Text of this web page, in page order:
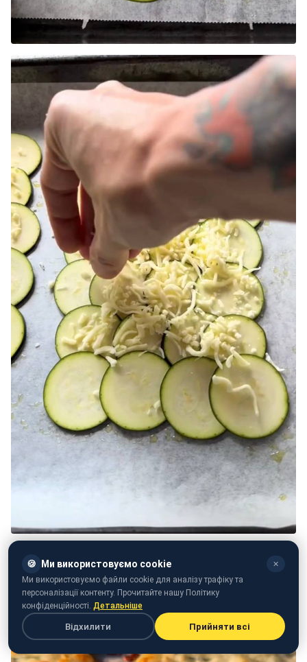
🍪 Ми використовуємо cookie ✕
Ми використовуємо файли cookie для аналізу трафіку та
персоналізації контенту. Прочитайте нашу Політику
конфіденційності. Детальніше
Відхилити Прийняти всі